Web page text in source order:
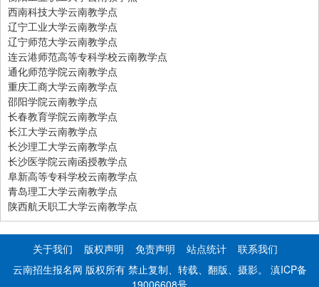
西南科技大学云南教学点
辽宁工业大学云南教学点
辽宁师范大学云南教学点
连云港师范高等专科学校云南教学点
通化师范学院云南教学点
重庆工商大学云南教学点
邵阳学院云南教学点
长春教育学院云南教学点
长江大学云南教学点
长沙理工大学云南教学点
长沙医学院云南函授教学点
阜新高等专科学校云南教学点
青岛理工大学云南教学点
陕西航天职工大学云南教学点
关于我们 版权声明 免责声明 站点统计
联系我们
云南招生报名网 版权所有 禁止复制、转载、翻版、摄影。 滇ICP备
19006608号